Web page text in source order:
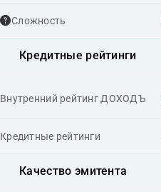
Сложность
Кредитные рейтинги
Внутренний рейтинг ДОХОДЪ
Кредитные рейтинги
Качество эмитента